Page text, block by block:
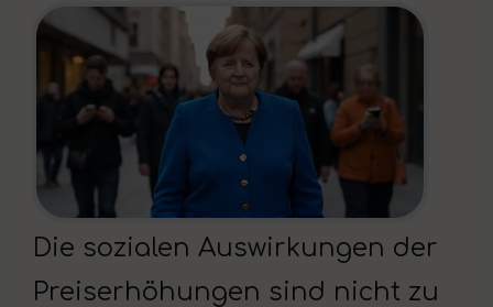
Die sozialen Auswirkungen der
Preiserhöhungen sind nicht zu